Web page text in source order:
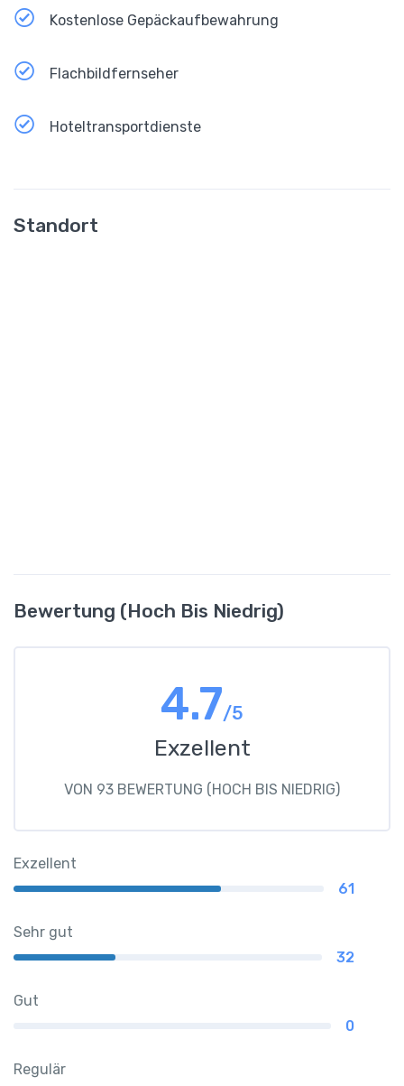
Kostenlose Gepäckaufbewahrung
Flachbildfernseher
Hoteltransportdienste
Standort
Bewertung (hoch Bis Niedrig)
4.7/5
Exzellent
VON 93 BEWERTUNG (HOCH BIS NIEDRIG)
Exzellent
61
Sehr gut
32
Gut
0
Regulär